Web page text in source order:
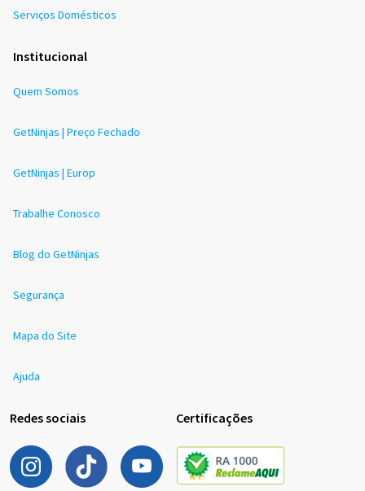
Serviços Domésticos
Institucional
Quem Somos
GetNinjas | Preço Fechado
GetNinjas | Europ
Trabalhe Conosco
Blog do GetNinjas
Segurança
Mapa do Site
Ajuda
Redes sociais Certificações